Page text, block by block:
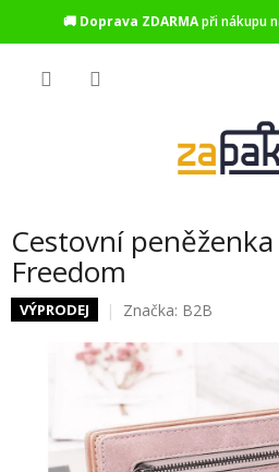
🚚 Doprava ZDARMApři nákupu
Cestovní
Freedom
VÝPRODEJ Značka: B2B